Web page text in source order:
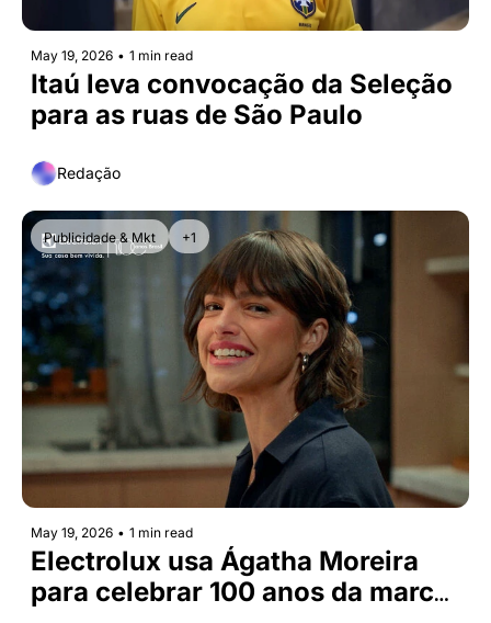
May 19, 2026 • 1 min read
Itaú leva convocação da Seleção
para as ruas de São Paulo
Redação
Publicidade & Mkt +1
May 19, 2026 • 1 min read
Electrolux usa Ágatha Moreira
para celebrar 100 anos da marca